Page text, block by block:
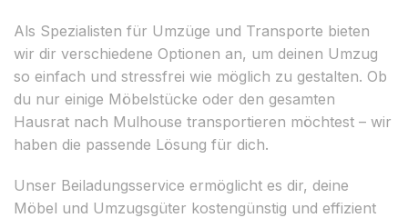
Als Spezialisten für Umzüge und Transporte bieten
wir dir verschiedene Optionen an, um deinen Umzug
so einfach und stressfrei wie möglich zu gestalten. Ob
du nur einige Möbelstücke oder den gesamten
Hausrat nach Mulhouse transportieren möchtest – wir
haben die passende Lösung für dich.
Unser Beiladungsservice ermöglicht es dir, deine
Möbel und Umzugsgüter kostengünstig und effizient